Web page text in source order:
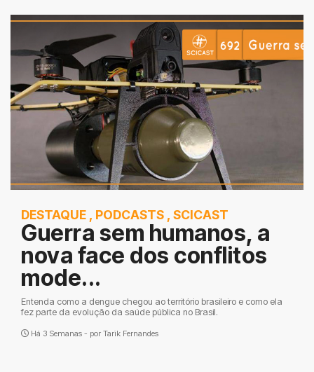
DESTAQUE , PODCASTS , SCICAST
Guerra sem humanos, a
nova face dos conflitos
mode...
Entenda como a dengue chegou ao território brasileiro e como ela
fez parte da evolução da saúde pública no Brasil.
Há 3 Semanas - por Tarik Fernandes